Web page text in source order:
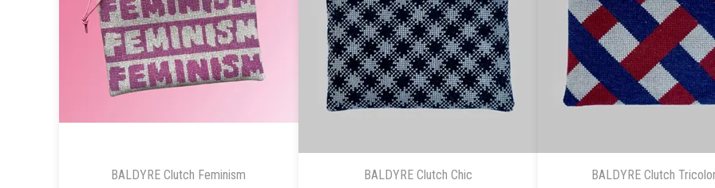
BALDYRE Clutch Feminism BALDYRE Clutch Chic BALDYRE Clutch